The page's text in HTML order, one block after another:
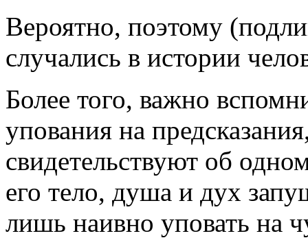
Вероятно, поэтому
случались в истории
Более того, важно
упования на
свидетельствуют об
его тело, душа и дух
лишь наивно уповать на